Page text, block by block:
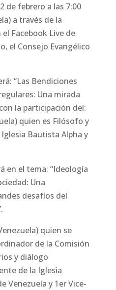
de febrero a las 7:00
a través de la
Facebook Live de
el Consejo Evangélico
“Las Bendiciones
Una mirada
la participación del:
quien es Filósofo y
Bautista Alpha y
en el tema: “Ideología
Una
desafíos del
quien se
de la Comisión
y diálogo
de la Iglesia
Venezuela y 1er Vice-